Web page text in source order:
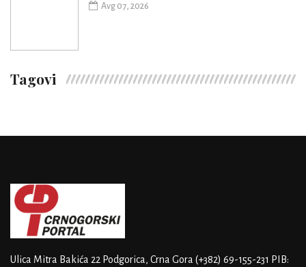
Avg 07, 2026
Tagovi
Ulica Mitra Bakića 22 Podgorica, Crna Gora (+382) 69-155-231 PIB: